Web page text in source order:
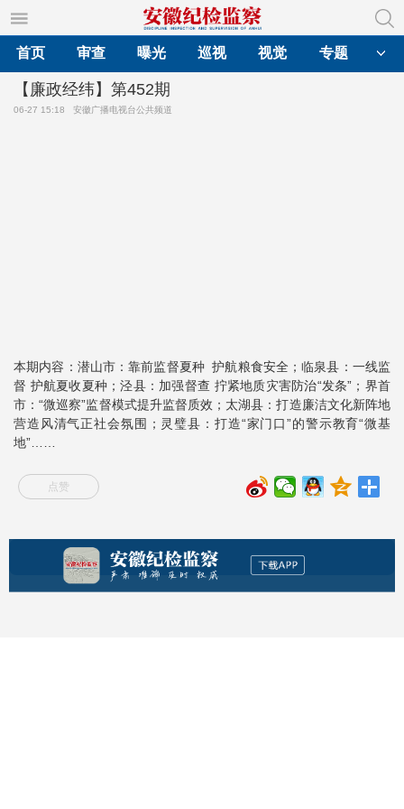
首页
审查 曝光 巡视 视觉 专题
【廉政经纬】第452期
06-27 15:18 安徽广播电视台公共频道
本期内容：潜山市：靠前监督夏种 护航粮食安全；临泉县：一线监
督 护航夏收夏种；泾县：加强督查 拧紧地质灾害防治“发条”；界首
市：“微巡察”监督模式提升监督质效；太湖县：打造廉洁文化新阵地
营造风清气正社会氛围；灵璧县：打造“家门口”的警示教育“微基
地”……
点赞